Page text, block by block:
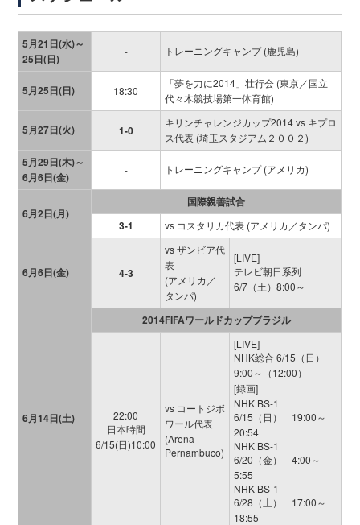
5月21日(水)～
25日(日)
- トレーニングキャンプ (鹿児島)
5月25日(日) 18:30
「夢を力に2014」壮行会 (東京／国立
代々木競技場第一体育館)
5月27日(火) 1-0
キリンチャレンジカップ2014 vs キプロ
ス代表 (埼玉スタジアム２００２)
5月29日(木)～
6月6日(金)
- トレーニングキャンプ (アメリカ)
6月2日(月)
国際親善試合
3-1
vs コスタリカ代表 (アメリカ／タンパ)
6月6日(金) 4-3
vs ザンビア代
表
(アメリカ／
タンパ)
[LIVE]
テレビ朝日系列
6/7（土）8:00～
6月14日(土)
2014FIFAワールドカップブラジル
22:00
日本時間
6/15(日)10:00
vs コートジボ
ワール代表
(Arena
Pernambuco)
[LIVE]
NHK総合 6/15（日）
9:00～（12:00）
[録画]
NHK BS-1
6/15（日） 19:00～
20:54
NHK BS-1
6/20（金） 4:00～
5:55
NHK BS-1
6/28（土） 17:00～
18:55